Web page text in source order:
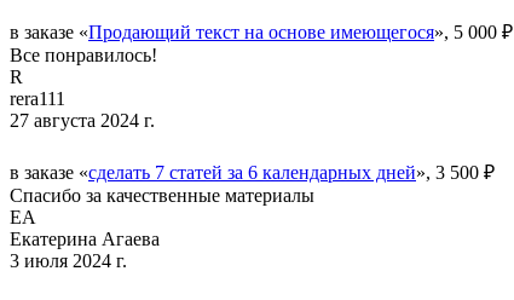
в заказе «Продающий текст на основе имеющегося», 5 000 ₽
Все понравилось!
R
rera111
27 августа 2024 г.
в заказе «сделать 7 статей за 6 календарных дней», 3 500 ₽
Спасибо за качественные материалы
ЕА
Екатерина Агаева
3 июля 2024 г.